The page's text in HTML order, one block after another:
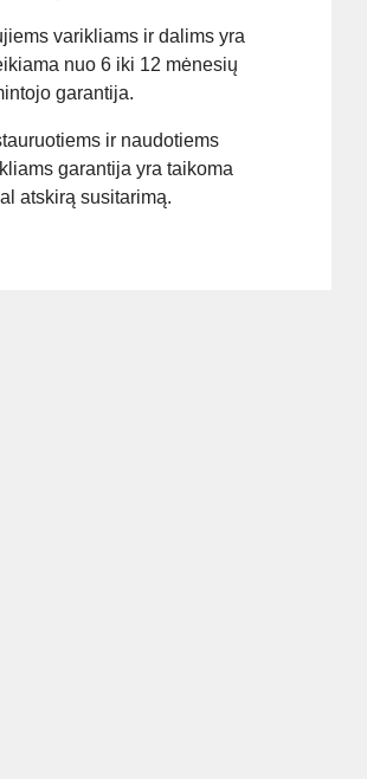
varikliams ir dalims yra
nuo 6 iki 12 mėnesių
garantija.
ir naudotiems
garantija yra taikoma
atskirą susitarimą.